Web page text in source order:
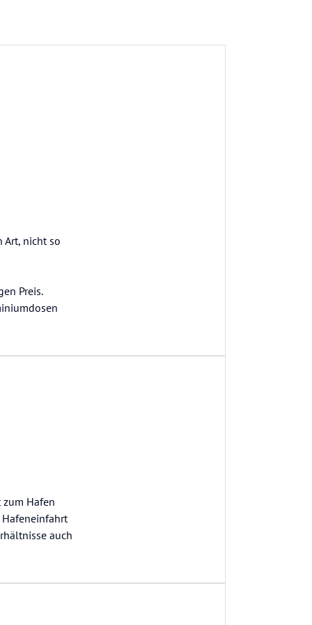
nicht so
Preis.
zum Hafen
auch